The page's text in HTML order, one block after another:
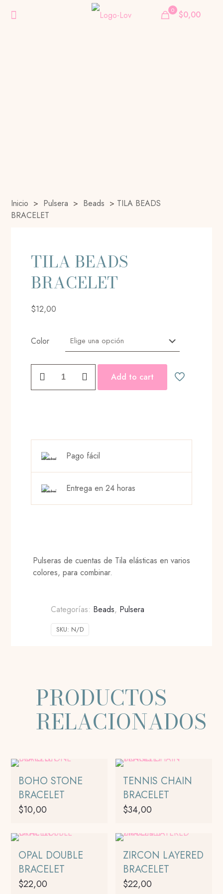
0 $0,00
Inicio > Pulsera > Beads > TILA BEADS
BRACELET
TILA BEADS
BRACELET
$12,00
Color
BEADS
BRACELET
Add to cart
Pago fácil
Entrega en 24 horas
Pulseras de cuentas de Tila elásticas en varios
colores, para combinar.
Categorías: Beads, Pulsera
SKU: N/D
PRODUCTOS
RELACIONADOS
BOHO STONE
BRACELET
$10,00
producto
tiene
múltiples
variantes.
Las
TENNIS CHAIN
BRACELET
$34,00
OPAL DOUBLE
BRACELET
$22,00
ZIRCON LAYERED
BRACELET
$22,00